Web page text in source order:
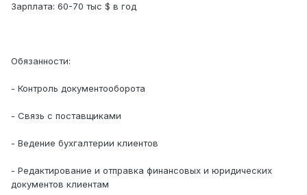
Зарплата: 60-70 тыс $ в год
Обязанности:
- Контроль документооборота
- Связь с поставщиками
- Ведение бухгалтерии клиентов
- Редактирование и отправка финансовых и юридических
документов клиентам